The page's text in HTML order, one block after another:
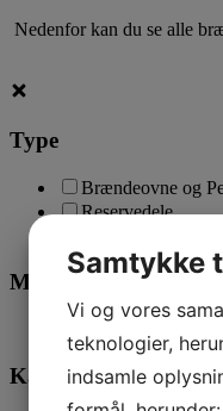
Nedenfor kan du se alle
Type
Brændeovne og
Reservedele
Mærke
Kategori
Samtykke
Vi og vores
teknologier,
indsamle